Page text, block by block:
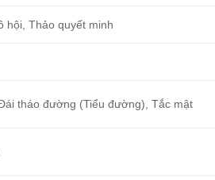
hội, Thảo quyết minh
tháo đường (Tiểu đường), Tắc mật